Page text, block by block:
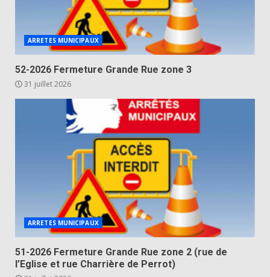
ARRETES MUNICIPAUX
52-2026 Fermeture Grande Rue zone 3
31 juillet 2026
ARRETES MUNICIPAUX
51-2026 Fermeture Grande Rue zone 2 (rue de
l’Eglise et rue Charrière de Perrot)